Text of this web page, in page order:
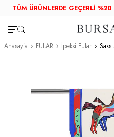
TÜM ÜRÜNLERDE GEÇERLİ
Anasayfa FULAR İpeksi Fular